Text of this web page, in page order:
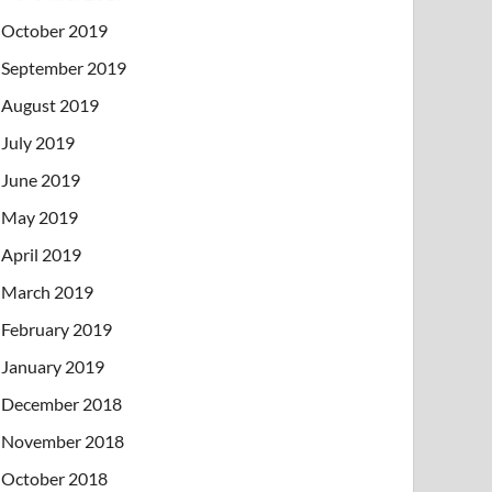
October 2019
September 2019
August 2019
July 2019
June 2019
May 2019
April 2019
March 2019
February 2019
January 2019
December 2018
November 2018
October 2018